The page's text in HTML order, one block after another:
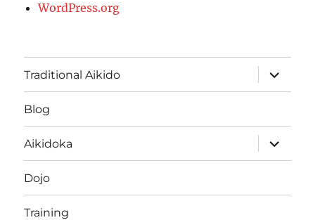
WordPress.org
Traditional Aikido
öffnen
Blog
Aikidoka
öffnen
Dojo
Training